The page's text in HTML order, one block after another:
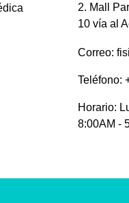
2. Mall
10 vía al
Correo:
Teléfono:
Horario:
8:00AM -